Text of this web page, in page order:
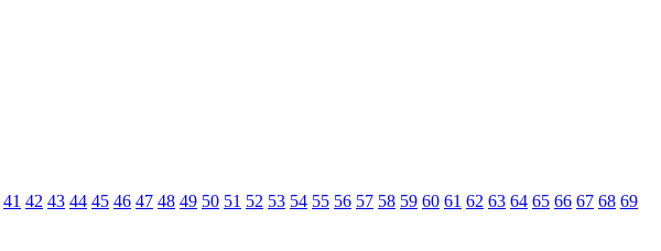
41 42 43 44 45 46 47 48 49 50 51 52 53 54 55 56 57 58 59 60 61 62 63 64 65 66 67 68 69